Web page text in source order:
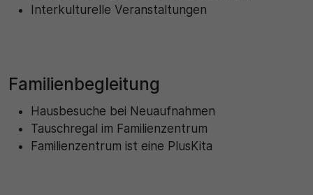
Interkulturelle Veranstaltungen
Familienbegleitung
Hausbesuche bei Neuaufnahmen
Tauschregal im Familienzentrum
Familienzentrum ist eine PlusKita